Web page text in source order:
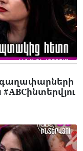
գաղափարների